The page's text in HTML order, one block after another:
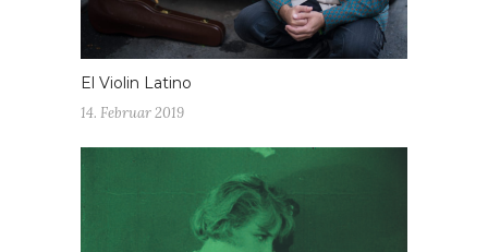
El Violin Latino
14. Februar 2019